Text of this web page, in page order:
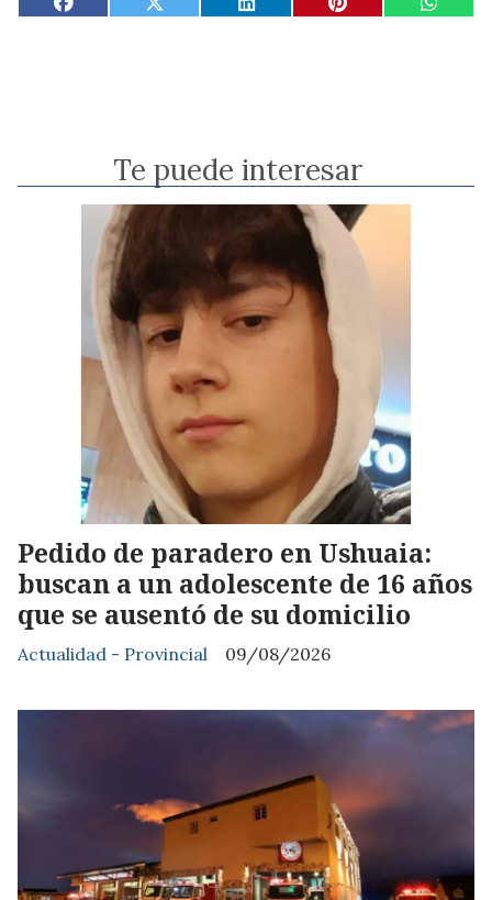
Te puede interesar
Pedido de paradero en Ushuaia:
buscan a un adolescente de 16 años
que se ausentó de su domicilio
Actualidad - Provincial 09/08/2026